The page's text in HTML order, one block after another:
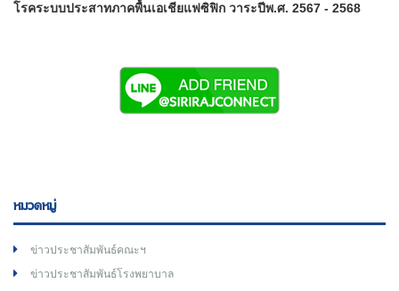
โรคระบบประสาทภาคพื้นเอเชียแฟซิฟิก วาระปีพ.ศ. 2567 - 2568
หมวดหมู่
ข่าวประชาสัมพันธ์คณะฯ
ข่าวประชาสัมพันธ์โรงพยาบาล